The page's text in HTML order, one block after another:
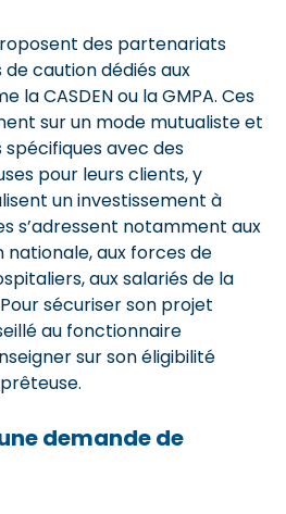
des partenariats
caution dédiés aux
la CASDEN ou la GMPA. Ces
sur un mode mutualiste et
avec des
pour leurs clients, y
un investissement à
s’adressent notamment aux
nationale, aux forces de
aux salariés de la
Pour sécuriser son projet
au fonctionnaire
sur son éligibilité
demande de